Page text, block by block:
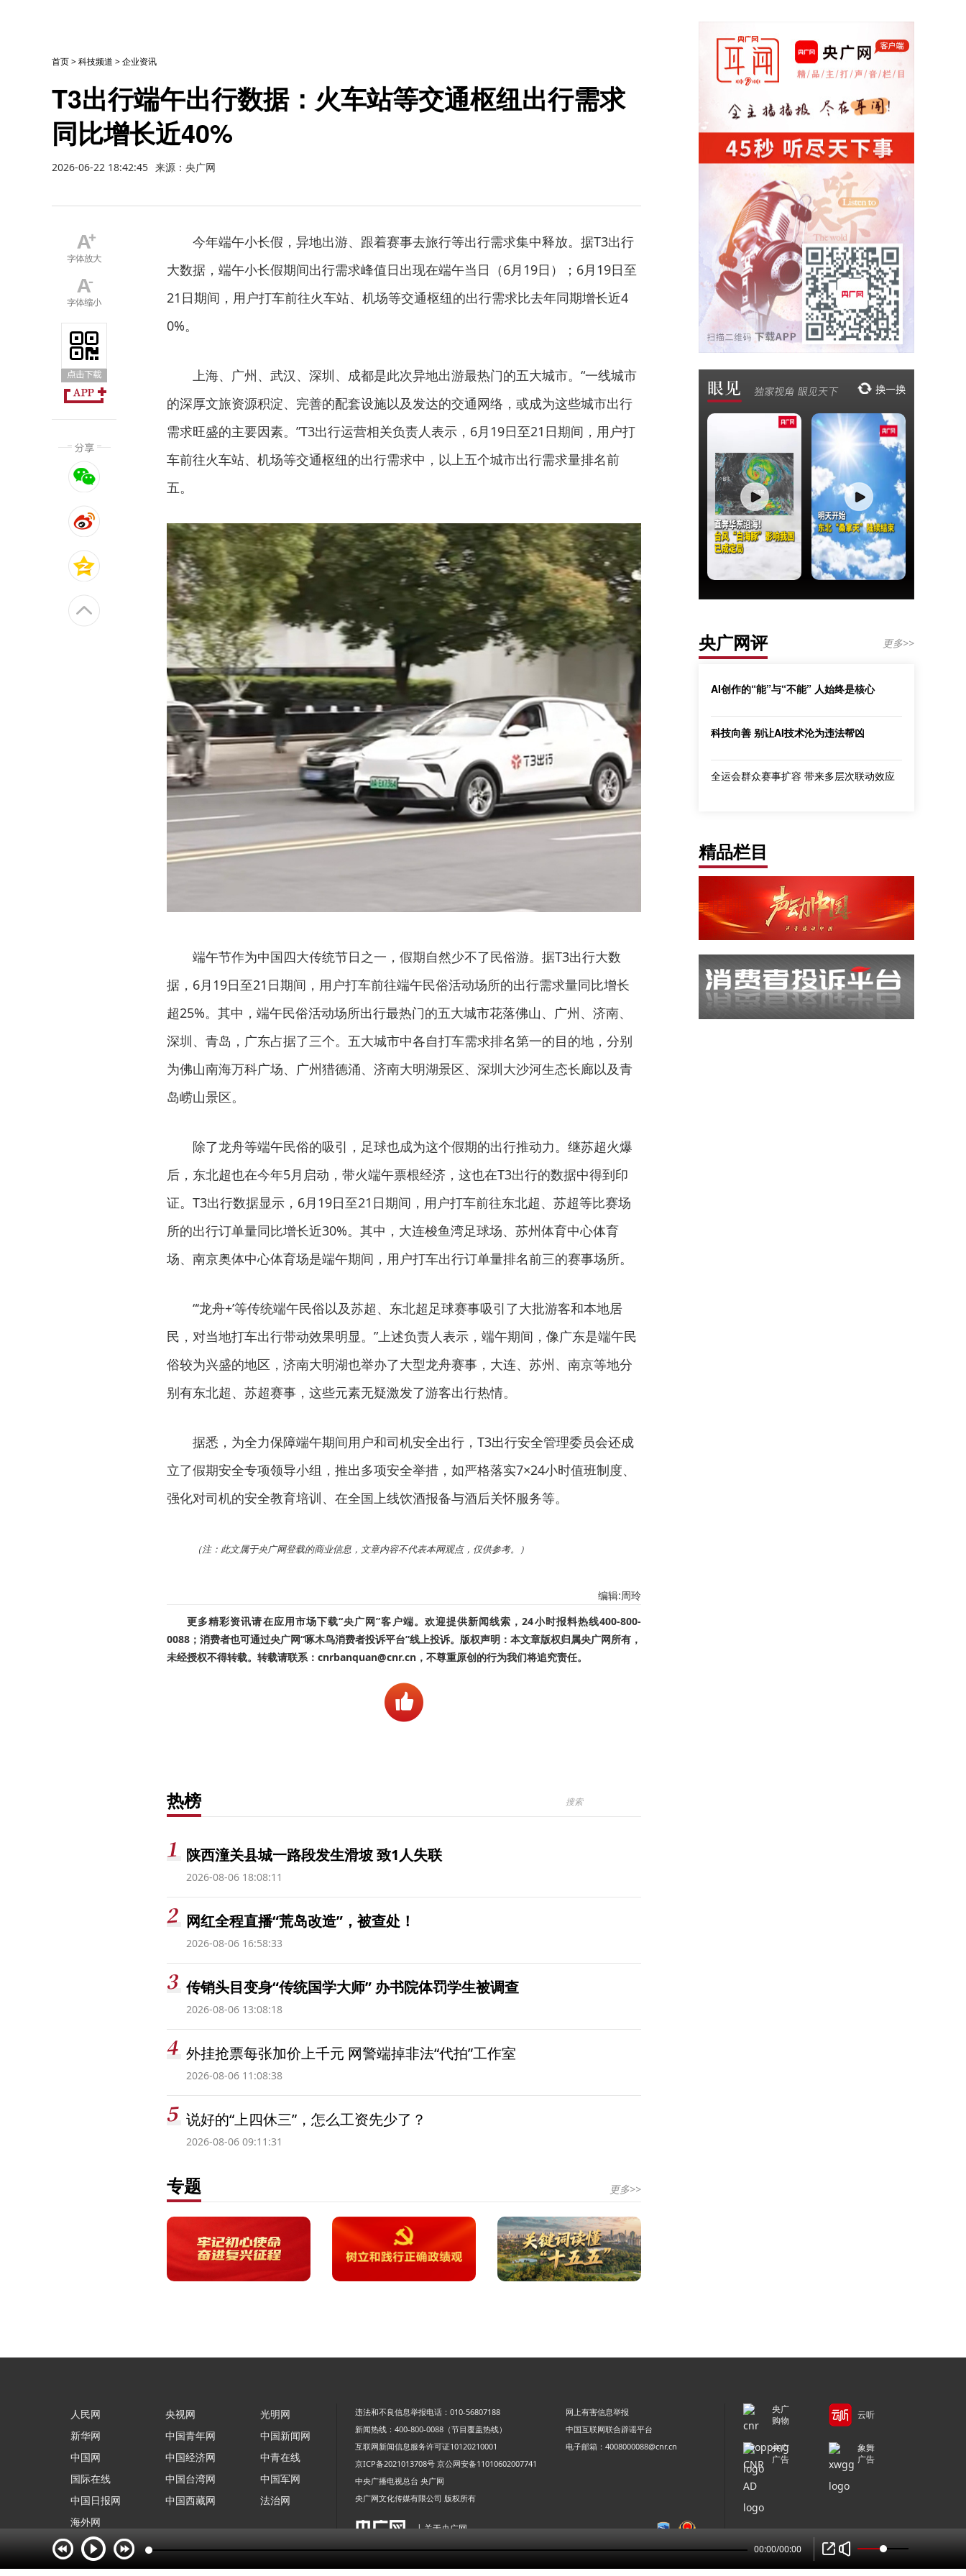
首页>科技频道 >企业资讯
T3出行端午出行数据：火车站等交通枢纽出行需求
同比增长近40%
2026-06-22 18:42:45 来源：央广网
今年端午小长假，异地出游、跟着赛事去旅行等出行需求集中释放。据T3出行
大数据，端午小长假期间出行需求峰值日出现在端午当日（6月19日）；6月19日至
21日期间，用户打车前往火车站、机场等交通枢纽的出行需求比去年同期增长近4
0%。
上海、广州、武汉、深圳、成都是此次异地出游最热门的五大城市。“一线城市
的深厚文旅资源积淀、完善的配套设施以及发达的交通网络，或成为这些城市出行
需求旺盛的主要因素。”T3出行运营相关负责人表示，6月19日至21日期间，用户打
车前往火车站、机场等交通枢纽的出行需求中，以上五个城市出行需求量排名前
五。
端午节作为中国四大传统节日之一，假期自然少不了民俗游。据T3出行大数
据，6月19日至21日期间，用户打车前往端午民俗活动场所的出行需求量同比增长
超25%。其中，端午民俗活动场所出行最热门的五大城市花落佛山、广州、济南、
深圳、青岛，广东占据了三个。五大城市中各自打车需求排名第一的目的地，分别
为佛山南海万科广场、广州猎德涌、济南大明湖景区、深圳大沙河生态长廊以及青
岛崂山景区。
除了龙舟等端午民俗的吸引，足球也成为这个假期的出行推动力。继苏超火爆
后，东北超也在今年5月启动，带火端午票根经济，这也在T3出行的数据中得到印
证。T3出行数据显示，6月19日至21日期间，用户打车前往东北超、苏超等比赛场
所的出行订单量同比增长近30%。其中，大连梭鱼湾足球场、苏州体育中心体育
场、南京奥体中心体育场是端午期间，用户打车出行订单量排名前三的赛事场所。
“‘龙舟+’等传统端午民俗以及苏超、东北超足球赛事吸引了大批游客和本地居
民，对当地打车出行带动效果明显。”上述负责人表示，端午期间，像广东是端午民
俗较为兴盛的地区，济南大明湖也举办了大型龙舟赛事，大连、苏州、南京等地分
别有东北超、苏超赛事，这些元素无疑激发了游客出行热情。
据悉，为全力保障端午期间用户和司机安全出行，T3出行安全管理委员会还成
立了假期安全专项领导小组，推出多项安全举措，如严格落实7×24小时值班制度、
强化对司机的安全教育培训、在全国上线饮酒报备与酒后关怀服务等。
（注：此文属于央广网登载的商业信息，文章内容不代表本网观点，仅供参考。）
编辑:周玲
更多精彩资讯请在应用市场下载“央广网”客户端。欢迎提供新闻线索，24小时报料热线400-800-
0088；消费者也可通过央广网“啄木鸟消费者投诉平台”线上投诉。版权声明：本文章版权归属央广网所有，
未经授权不得转载。转载请联系：cnrbanquan@cnr.cn，不尊重原创的行为我们将追究责任。
热榜
陕西潼关县城一路段发生滑坡 致1人失联
2026-08-06 18:08:11
网红全程直播“荒岛改造”，被查处！
2026-08-06 16:58:33
传销头目变身“传统国学大师” 办书院体罚学生被调查
2026-08-06 13:08:18
外挂抢票每张加价上千元 网警端掉非法“代拍”工作室
2026-08-06 11:08:38
说好的“上四休三”，怎么工资先少了？
2026-08-06 09:11:31
专题 更多>>
央广网评 更多>>
AI创作的“能”与“不能” 人始终是核心
科技向善 别让AI技术沦为违法帮凶
全运会群众赛事扩容 带来多层次联动效应
精品栏目
人民网
新华网
中国网
国际在线
中国日报网
海外网
央视网
中国青年网
中国经济网
中国台湾网
中国西藏网
光明网
中国新闻网
中青在线
中国军网
法治网
违法和不良信息举报电话：010-56807188
网上有害信息举报
新闻热线：400-800-0088（节目覆盖热线）
中国互联网联合辟谣平台
互联网新闻信息服务许可证10120210001
电子邮箱：4008000088@cnr.cn
京ICP备2021013708号 京公网安备11010602007741
中央广播电视总台 央广网
央广网文化传媒有限公司 版权所有
| 关于央广网
央广
购物
云听
央广
广告
象舞
广告
00:00/00:00